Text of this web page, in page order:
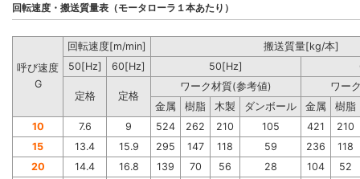
回転速度・搬送質量表（モータローラ１本あたり）
呼び速度
G
回転速度[m/min]
搬送質量[kg/本]
50[Hz]
60[Hz] 50[Hz]
定格 定格
ワーク材質(参考値)
ワー
金属
樹脂 木製 ダンボール 金属
樹脂
10
7.6 9 524 262 210 105 421
210
15
13.4 15.9 295 147 118 59 236
118
20
14.4 16.8 139 70 56 28 104
52